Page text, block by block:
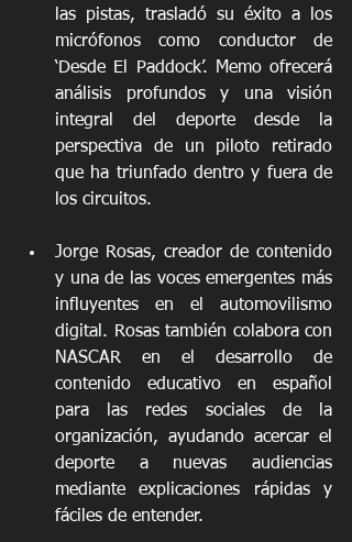
las pistas, trasladó su éxito a los
micrófonos como conductor de
‘Desde El Paddock’. Memo ofrecerá
análisis profundos y una visión
integral del deporte desde la
perspectiva de un piloto retirado
que ha triunfado dentro y fuera de
los circuitos.
Jorge Rosas, creador de contenido
y una de las voces emergentes más
influyentes en el automovilismo
digital. Rosas también colabora con
NASCAR en el desarrollo de
contenido educativo en español
para las redes sociales de la
organización, ayudando acercar el
deporte a nuevas audiencias
mediante explicaciones rápidas y
fáciles de entender.